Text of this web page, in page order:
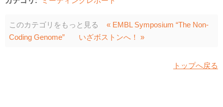
このカテゴリをもっと見る
« EMBL Symposium “The Non-
Coding Genome”
いざボストンへ！ »
トップへ戻る